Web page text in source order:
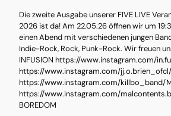
Die zweite Ausgabe unserer FIVE LIVE
2026 ist da! Am 22.05.26 öffnen wir um
einen Abend mit verschiedenen jungen
Indie-Rock, Rock, Punk-Rock. Wir freuen
INFUSION https://www.instagram.com/
https://www.instagram.com/
https://www.instagram.com/killbo_band/
https://www.instagram.com/
BOREDOM